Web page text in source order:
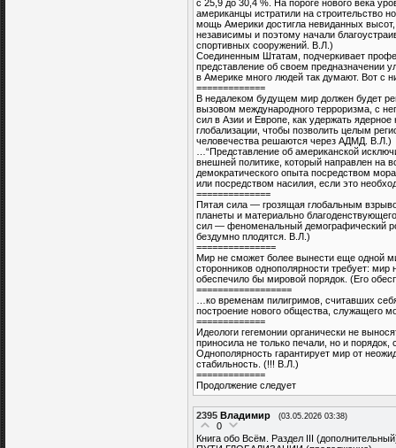
с 25,9 до 30,4 %. На пороге нового века
американцы истратили на строительство
мощь Америки достигла невиданных
независимы и поэтому начали
спортивных сооружений. В.Л.)
Соединенным Штатам, подчеркивает
представление об своем предназначении
в Америке много людей так думают. Вот с
=============
В недалеком будущем мир должен будет
вызовом международного терроризма, с
сил в Азии и Европе, как удержать
глобализации, чтобы позволить целым
человечества решаются через АДМД. В.Л.)
…“Представление об американской
внешней политике, который направлен на
демократического опыта посредством
или посредством насилия, если это
==============
Пятая сила — грозящая глобальным
планеты и материально
сил — феноменальный демографический
бездумно плодятся. В.Л.)
===============
Мир не сможет более вынести еще одной
сторонников однополярности требует:
обеспечило бы мировой порядок. (Его
==================
…ко временам пилигримов, считавших
построение нового общества, служащего
=============
Идеологи гегемонии органически не
приносила не только печали, но и
Однополярность гарантирует мир от
стабильность. (!!! В.Л.)
=============
Продолжение следует
2395 Владимир (03.05.2026 03:38)
0
Книга обо Всём. Раздел III